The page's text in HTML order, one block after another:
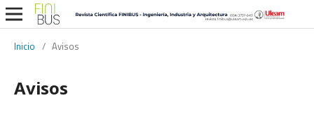
Inicio / Avisos
Avisos